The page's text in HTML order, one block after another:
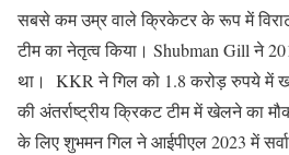
सबसे कम उम्र वाले क्रिकेटर के रूप में
टीम का नेतृत्व किया। Shubman Gill ने
था। KKR ने गिल को 1.8 करोड़ रुपये में
की अंतर्राष्ट्रीय क्रिकट टीम में खेलने का
के लिए शुभमन गिल ने आईपीएल 2023 में